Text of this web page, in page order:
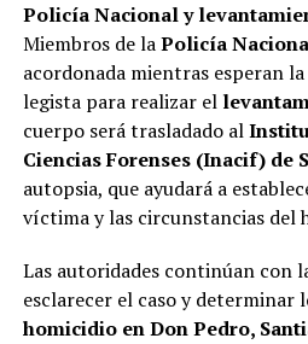
Policía Nacional y
Miembros de laPolicía
acordonada mientras esperan
legista para realizar el
cuerpo será trasladado al
Ciencias Forenses (Inacif) de
autopsia, que ayudará a
víctima y las circunstancias del
Las autoridades continúan con
esclarecer el caso y determinar
homicidio en Don Pedro,